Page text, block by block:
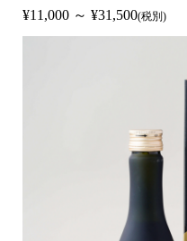
¥11,000 ～ ¥31,500(税別)